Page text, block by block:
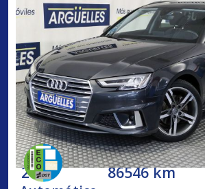
2020 86546 km